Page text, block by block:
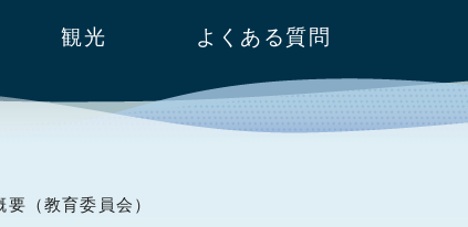
観光 よくある質問
（教育委員会）